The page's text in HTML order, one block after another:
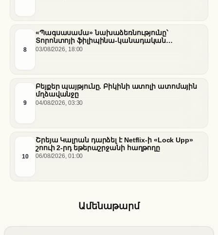
8
«Պագսասամա» նախաձեռնությունը՝
Տորոնտոյի ֆիլիպինա-կանադական
արվեստագետների համար
03/08/2026, 18:00
9
Բեյքեր պայթյունը. Բիկինի ատոլի ատոմային
մղձավանջը
04/08/2026, 03:30
10
Շրեյա Կալրան դարձել է Netflix-ի «Lock Upp»
շոուի 2-րդ եթերաշրջանի հաղթողը
06/08/2026, 01:00
Ամենաթարմ